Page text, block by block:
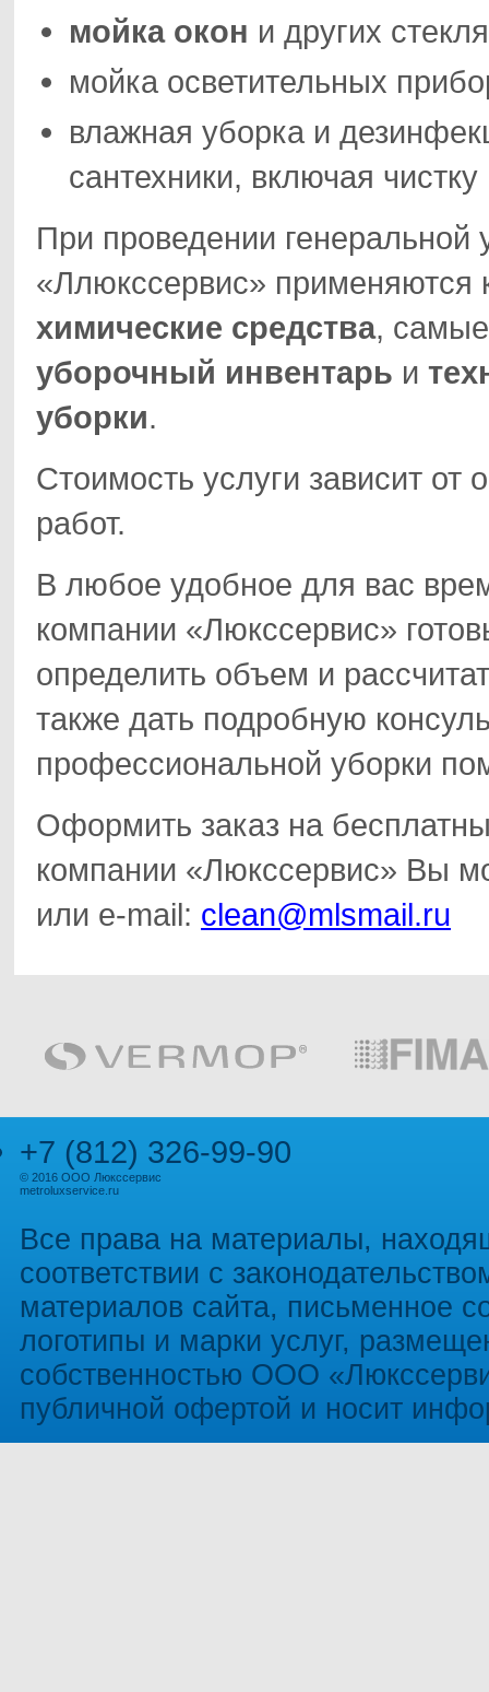
мойка окон и других
мойка осветительных
влажная уборка и
сантехники, включая
При проведении
«Ллюкссервис» применяются
химические средства,
уборочный инвентарь и
уборки.
Стоимость услуги зависит
работ.
В любое удобное для вас
компании «Люкссервис»
определить объем и
также дать подробную
профессиональной уборки
Оформить заказ на
компании «Люкссервис» Вы
или e-mail: clean@mlsmail.ru
+7 (812) 326-99-90
© 2016 ООО Люкссервис
metroluxservice.ru
Все права на материалы,
соответствии с
материалов сайта, письменное
логотипы и марки услуг,
собственностью ООО
публичной офертой и носит